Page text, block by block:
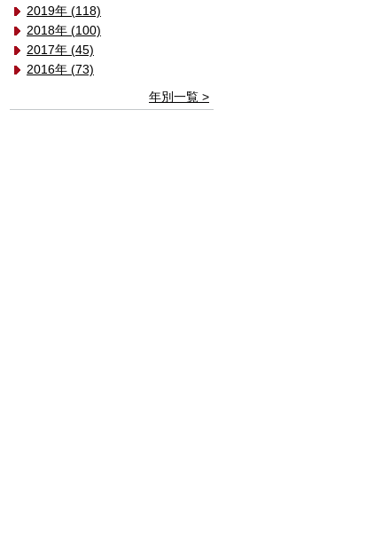
2019年 (118)
2018年 (100)
2017年 (45)
2016年 (73)
年別一覧 >